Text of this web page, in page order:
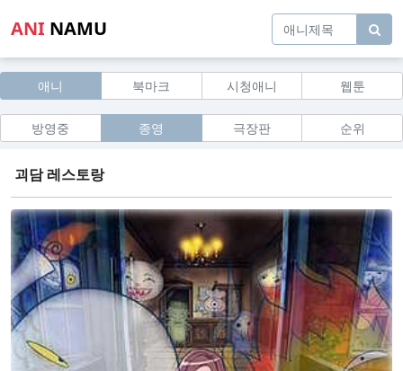
ANI NAMU
애니 북마크 시청애니 웹툰
방영중 종영 극장판 순위
괴담 레스토랑